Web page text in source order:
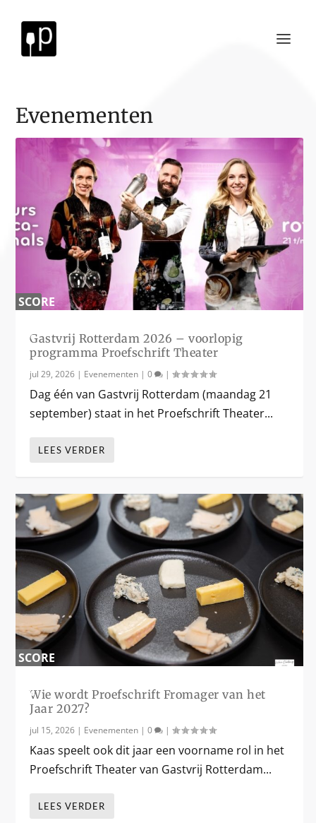
Evenementen
SCORE
%
Gastvrij Rotterdam 2026 – voorlopig
programma Proefschrift Theater
jul 29, 2026 | Evenementen |0 |
Dag één van Gastvrij Rotterdam (maandag 21
september) staat in het Proefschrift Theater...
LEES VERDER
SCORE
%
Wie wordt Proefschrift Fromager van het
Jaar 2027?
jul 15, 2026 | Evenementen |0 |
Kaas speelt ook dit jaar een voorname rol in het
Proefschrift Theater van Gastvrij Rotterdam...
LEES VERDER